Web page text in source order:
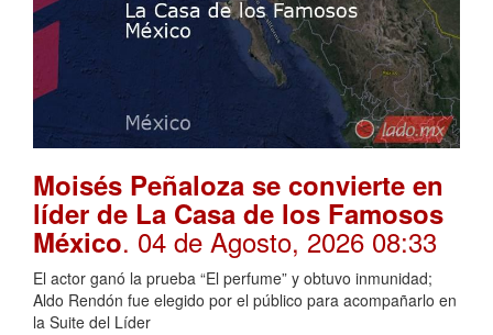
Moisés Peñaloza se convierte en
líder de La Casa de los Famosos
México. 04 de Agosto, 2026 08:33
El actor ganó la prueba “El perfume” y obtuvo inmunidad;
Aldo Rendón fue elegido por el público para acompañarlo en
la Suite del Líder